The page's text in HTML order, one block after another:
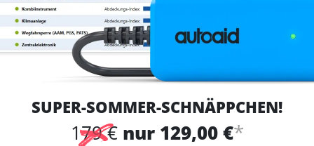
SUPER-SOMMER-SCHNÄPPCHEN!
179 € nur 129,00 €*